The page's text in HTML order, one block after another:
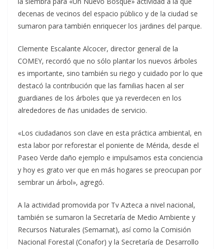
decenas de vecinos del espacio público y de la ciudad se
sumaron para también enriquecer los jardines del parque.
Clemente Escalante Alcocer, director general de la
COMEY, recordó que no sólo plantar los nuevos árboles
es importante, sino también su riego y cuidado por lo que
destacó la contribución que las familias hacen al ser
guardianes de los árboles que ya reverdecen en los
alrededores de ñas unidades de servicio.
«Los ciudadanos son clave en esta práctica ambiental, en
esta labor por reforestar el poniente de Mérida, desde el
Paseo Verde daño ejemplo e impulsamos esta conciencia
y hoy es grato ver que en más hogares se preocupan por
sembrar un árbol», agregó.
A la actividad promovida por Tv Azteca a nivel nacional,
también se sumaron la Secretaría de Medio Ambiente y
Recursos Naturales (Semarnat), así como la Comisión
Nacional Forestal (Conafor) y la Secretaría de Desarrollo